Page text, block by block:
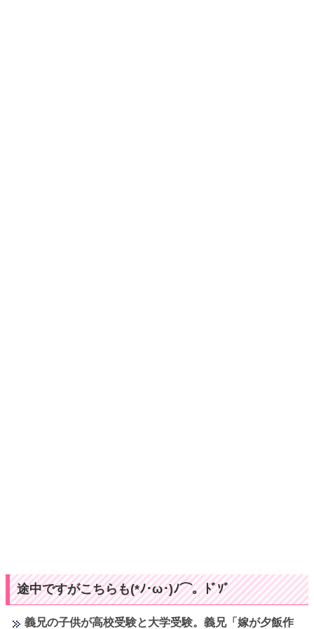
途中ですがこちらも(*ﾉ･ω･)ﾉ⌒。ﾄﾞｿﾞ
義兄の子供が高校受験と大学受験。義兄「嫁が夕飯作